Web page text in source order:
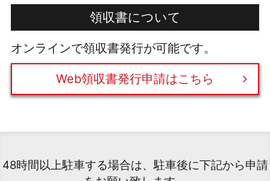
領収書について
オンラインで領収書発行が可能です。
Web領収書発行申請はこちら
48時間以上駐車する場合は、駐車後に下記から申請